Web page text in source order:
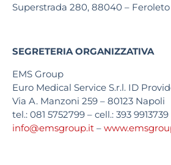
Superstrada 280, 88040 –
SEGRETERIA ORGANIZZATIVA
EMS Group
Euro Medical Service S.r.l. ID
Via A. Manzoni 259 – 80123 Napoli
tel.: 081 5752799 – cell.: 393 9913739
info@emsgroup.it –